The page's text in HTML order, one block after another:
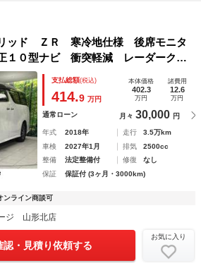
リッド ＺＲ 寒冷地仕様 後席モニタ
０型ナビ 衝突軽減 レーダークル
ｏｏｔｈ フルセグ 禁煙車 ＬＥ
ーシート シートエアコン スマート
支払総額(税込)
414.9 万円
本体価格
402.3
万円
諸費用
12.6
万円
通常ローン 月々 30,000 円
年式 2018年 走行
3.5万km
車検
2027年1月 排気
2500cc
整備
法定整備付 修復
なし
保証
保証付 (3ヶ月・3000km)
ンライン商談可
ジ 山形北店
認・見積り依頼する
お気に入り